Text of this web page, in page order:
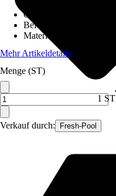
Verkauf durch: Fresh-Pool
Geeignet für Beckenmaß
Befestigungsart
Material
Mehr Artikeldetails
Menge (ST)
1 ST